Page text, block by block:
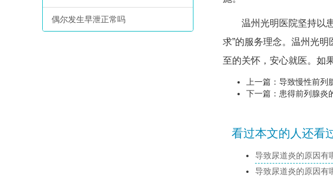
偶尔发生早泄正常吗
温州光明医院坚持以患
求”的服务理念。温州光
至的关怀，安心就医。如
上一篇： 导致慢性前列
下一篇： 患得前列腺炎
看过本文的人还看
导致尿道炎的原因有
导致尿道炎的原因有